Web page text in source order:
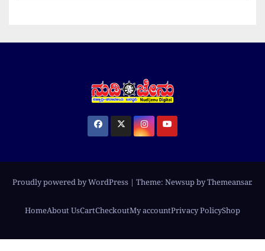
Proudly powered by WordPress | Theme: Newsup byThemeansar.
HomeAbout UsCartCheckoutMy accountPrivacy PolicyShop